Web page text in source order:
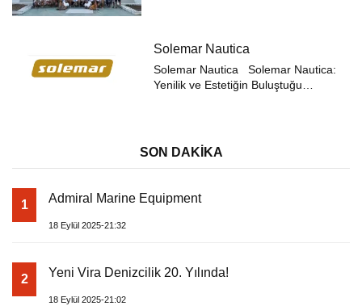
denizcilik şirketidir. Yat malzemele...
Solemar Nautica
Solemar Nautica Solemar Nautica:
Yenilik ve Estetiğin Buluştuğu
teklifle denizler...
SON DAKİKA
1 Admiral Marine Equipment
18 Eylül 2025-21:32
2 Yeni Vira Denizcilik 20. Yılında!
18 Eylül 2025-21:02